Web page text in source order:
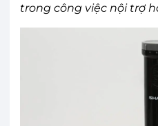
trong công việc nội trợ